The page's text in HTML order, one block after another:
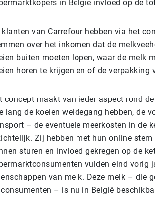
in België invloed op de
klanten van Carrefour hebben via het
over het inkomen dat de
buiten moeten lopen, waar de melk
horen te krijgen en of de
concept maakt van ieder aspect rond
lang de koeien weidegang hebben, de
– de eventuele meerkosten in de
Zij hebben met hun online
sturen en invloed gekregen op de
vulden eind vorig
van melk. Deze melk – die
consumenten – is nu in België